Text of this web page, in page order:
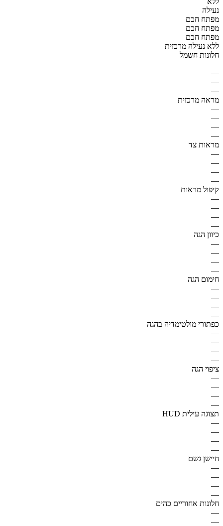
נעילה
מפתח חכם
מפתח חכם
מפתח חכם
ללא נעילה מרכזית
חלונות חשמל
—
—
—
—
מראה מרכזית
—
—
—
—
מראות צד
—
—
—
—
קיפול מראות
—
—
—
—
כיוון הגה
—
—
—
—
חימום הגה
—
—
—
—
כפתורי מולטימדיה בהגה
—
—
—
—
ציפוי הגה
—
—
—
—
תצוגה עילית HUD
—
—
—
—
חיישן גשם
—
—
—
—
חלונות אחוריים כהים
—
—